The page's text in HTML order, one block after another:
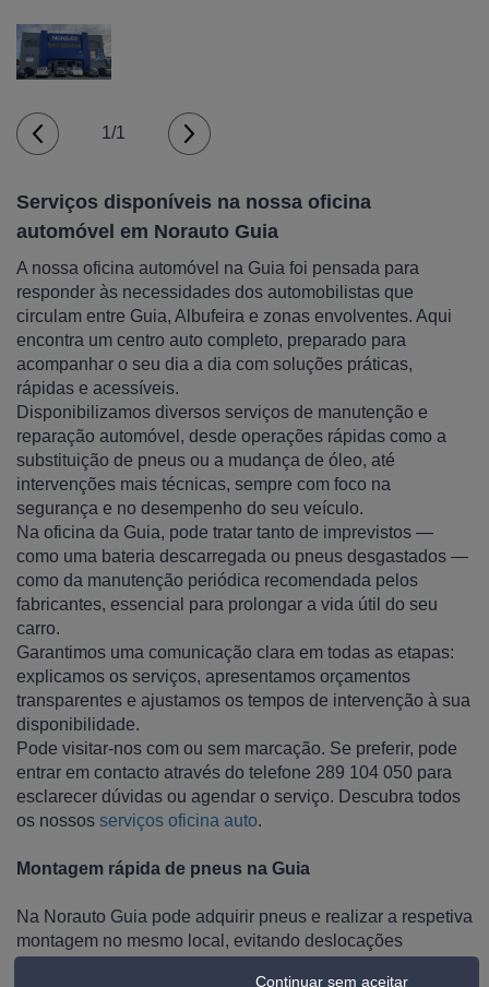
1/1
Serviços disponíveis na nossa oficina
automóvel em Norauto Guia
A nossa oficina automóvel na Guia foi pensada para
responder às necessidades dos automobilistas que
circulam entre Guia, Albufeira e zonas envolventes. Aqui
encontra um centro auto completo, preparado para
acompanhar o seu dia a dia com soluções práticas,
rápidas e acessíveis.
Disponibilizamos diversos serviços de manutenção e
reparação automóvel, desde operações rápidas como a
substituição de pneus ou a mudança de óleo, até
intervenções mais técnicas, sempre com foco na
segurança e no desempenho do seu veículo.
Na oficina da Guia, pode tratar tanto de imprevistos —
como uma bateria descarregada ou pneus desgastados —
como da manutenção periódica recomendada pelos
fabricantes, essencial para prolongar a vida útil do seu
carro.
Garantimos uma comunicação clara em todas as etapas:
explicamos os serviços, apresentamos orçamentos
transparentes e ajustamos os tempos de intervenção à sua
disponibilidade.
Pode visitar-nos com ou sem marcação. Se preferir, pode
entrar em contacto através do telefone 289 104 050 para
esclarecer dúvidas ou agendar o serviço. Descubra todos
os nossos serviços oficina auto.
Montagem rápida de pneus na Guia
Na Norauto Guia pode adquirir pneus e realizar a respetiva
montagem no mesmo local, evitando deslocações
Continuar sem aceitar